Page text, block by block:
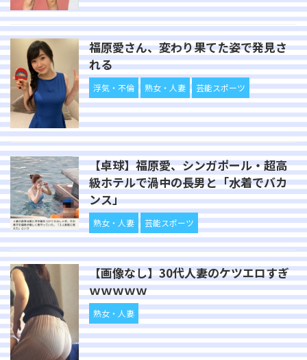
福原愛さん、変わり果てた姿で発見さ
れる
浮気・不倫 熟女・人妻 芸能スポーツ
【卓球】福原愛、シンガポール・超高
級ホテルで渦中の長男と「水着でバカ
ンス」
熟女・人妻 芸能スポーツ
【画像なし】30代人妻のケツエロすぎ
ｗｗｗｗｗ
熟女・人妻